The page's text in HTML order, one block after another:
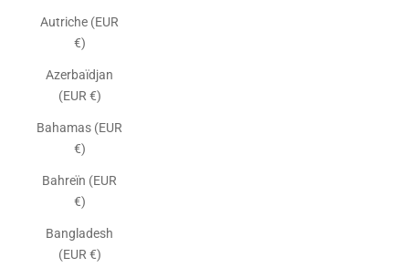
Autriche (EUR
€)
Azerbaïdjan
(EUR €)
Bahamas (EUR
€)
Bahreïn (EUR
€)
Bangladesh
(EUR €)